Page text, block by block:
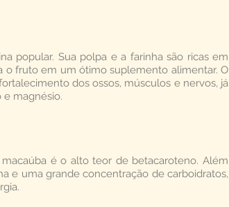
popular. Sua polpa e a farinha são ricas em
o fruto em um ótimo suplemento alimentar. O
dos ossos, músculos e nervos, já
magnésio.
é o alto teor de betacaroteno. Além
e uma grande concentração de carboidratos,